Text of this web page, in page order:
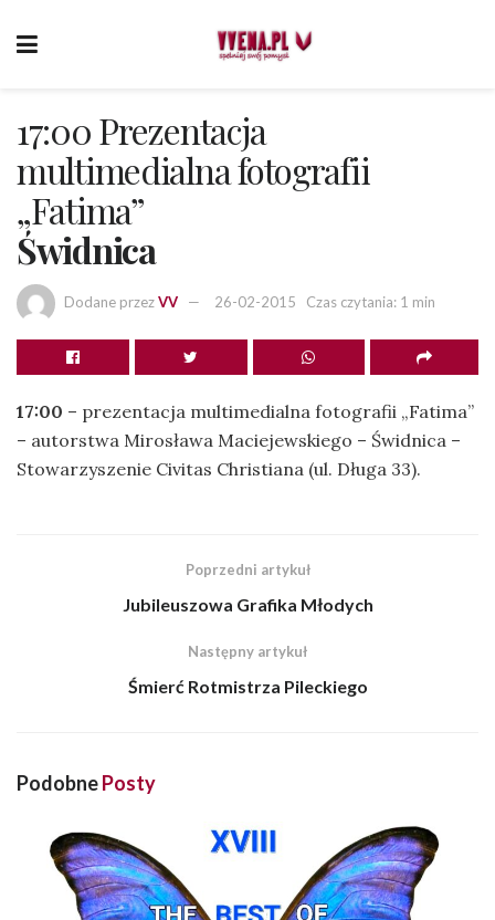
17:00 Prezentacja
multimedialna fotografii
„Fatima”
Świdnica
Dodane przezVV 26-02-2015 Czas czytania: 1 min
17:00 – prezentacja multimedialna fotografii „Fatima”
– autorstwa Mirosława Maciejewskiego – Świdnica –
Stowarzyszenie Civitas Christiana (ul. Długa 33).
Poprzedni artykuł
Jubileuszowa Grafika Młodych
Następny artykuł
Śmierć Rotmistrza Pileckiego
PodobnePosty